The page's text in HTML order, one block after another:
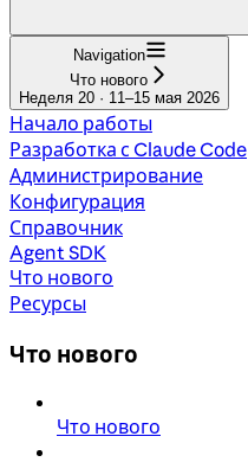
Navigation
Что нового
Неделя 20 · 11–15 мая 2026
Начало работы
Разработка с Claude Code
Администрирование
Конфигурация
Справочник
Agent SDK
Что нового
Ресурсы
Что нового
Что нового